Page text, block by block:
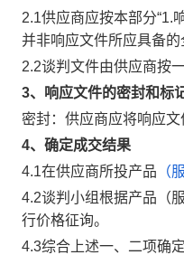
2.1供应商应按本部分“1.
并非响应文件所应具备的
2.2谈判文件由供应商按
3、响应文件的密封和标
密封：供应商应将响应
4、确定成交结果
4.1在供应商所投产品 （
4.2谈判小组根据产品（
行价格征询。
4.3综合上述一、二项确